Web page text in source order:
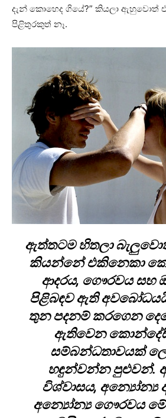
දැන් කොහෙද ගියේ?” කියලා ඇහුවොත්
පිළිතුරකුත් නෑ.
ඇත්තටම හිතලා
කියන්නේ එකිනෙකා
ආදරය, ගෞරවය සහ
පිළිබඳව ඇති
තුන පදනම් කරගෙන
ඇතිවෙන
සම්බන්ධතාවයක්
හඳුන්වන්න පුළුවන්.
විශ්වාසය, අන්‍යෝන්‍ය
අන්‍යෝන්‍ය ගෞරවය